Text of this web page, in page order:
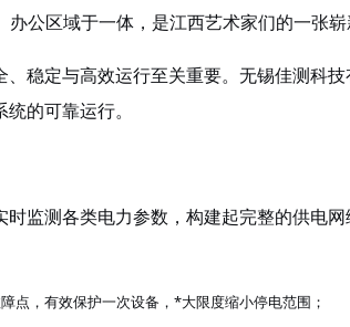
公区域于一体，是江西艺术家们的一张崭
定与高效运行至关重要。无锡佳测科
的可靠运行。
监测各类电力参数，构建起完整的供电
点，有效保护一次设备，*大限度缩小停电范围；